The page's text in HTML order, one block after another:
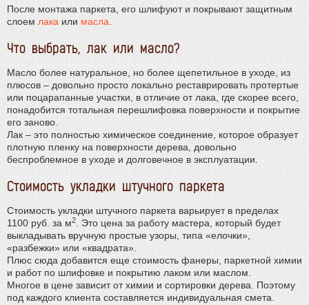
После монтажа паркета, его шлифуют и покрывают защитным
слоем лака или масла
Что выбрать, лак или масло?
Масло более натуральное, но более щепетильное в уходе, из
плюсов – довольно просто локально реставрировать протертые
или поцарапанные участки, в отличие от лака, где скорее всего,
понадобится тотальная перешлифовка поверхности и покрытие
его заново.
Лак – это полностью химическое соединение, которое образует
плотную пленку на поверхности дерева, довольно
беспроблемное в уходе и долговечное в эксплуатации.
Стоимость укладки штучного паркета
Стоимость укладки штучного паркета варьирует в пределах
1100 руб. за м2
. Это цена за работу мастера, который будет
выкладывать вручную простые узоры, типа «елочки»,
«разбежки» или «квадрата».
Плюс сюда добавится еще стоимость фанеры, паркетной химии
и работ по шлифовке и покрытию лаком или маслом.
Многое в цене зависит от химии и сортировки дерева. Поэтому
под каждого клиента составляется индивидуальная смета.